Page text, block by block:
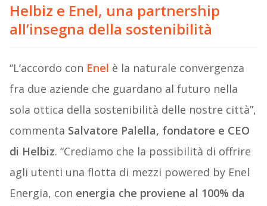
Helbiz e Enel, una partnership
all’insegna della sostenibilità
“L’accordo con Enel è la naturale convergenza
fra due aziende che guardano al futuro nella
sola ottica della sostenibilità delle nostre città”,
commenta Salvatore Palella, fondatore e CEO
di Helbiz. “Crediamo che la possibilità di offrire
agli utenti una flotta di mezzi powered by Enel
Energia, con energia che proviene al 100% da